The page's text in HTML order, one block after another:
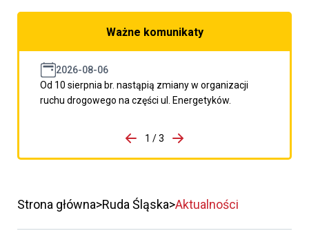
Ważne komunikaty
2026-08-06
Od 10 sierpnia br. nastąpią zmiany w organizacji
ruchu drogowego na części ul. Energetyków.
porzpedniego komunikatu
1 / 3
Przejdź do następnego
Strona główna Ruda Śląska Aktualności